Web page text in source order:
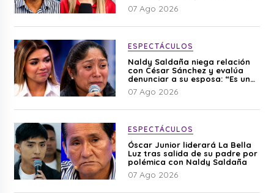
editado”
07 Ago 2026
ESPECTÁCULOS
Naldy Saldaña niega relación
con César Sánchez y evalúa
denunciar a su esposa: “Es una
difamación”
07 Ago 2026
ESPECTÁCULOS
Óscar Junior liderará La Bella
Luz tras salida de su padre por
polémica con Naldy Saldaña
07 Ago 2026